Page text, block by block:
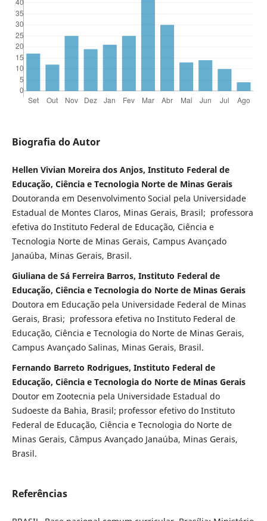
Biografia do Autor
Hellen Vivian Moreira dos Anjos, Instituto Federal de
Educação, Ciência e Tecnologia Norte de Minas Gerais
Doutoranda em Desenvolvimento Social pela Universidade
Estadual de Montes Claros, Minas Gerais, Brasil; professora
efetiva do Instituto Federal de Educação, Ciência e
Tecnologia Norte de Minas Gerais, Campus Avançado
Janaúba, Minas Gerais, Brasil.
Giuliana de Sá Ferreira Barros, Instituto Federal de
Educação, Ciência e Tecnologia do Norte de Minas Gerais
Doutora em Educação pela Universidade Federal de Minas
Gerais, Brasi; professora efetiva no Instituto Federal de
Educação, Ciência e Tecnologia do Norte de Minas Gerais,
Campus Avançado Salinas, Minas Gerais, Brasil.
Fernando Barreto Rodrigues, Instituto Federal de
Educação, Ciência e Tecnologia do Norte de Minas Gerais
Doutor em Zootecnia pela Universidade Estadual do
Sudoeste da Bahia, Brasil; professor efetivo do Instituto
Federal de Educação, Ciência e Tecnologia do Norte de
Minas Gerais, Câmpus Avançado Janaúba, Minas Gerais,
Brasil.
Referências